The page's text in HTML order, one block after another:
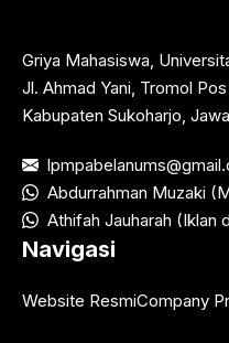
Griya Mahasiswa,
Jl. Ahmad Yani, Tromol
Kabupaten Sukoharjo,
Abdurrahman Muzaki
Athifah Jauharah (Iklan
Navigasi
Website ResmiCompany